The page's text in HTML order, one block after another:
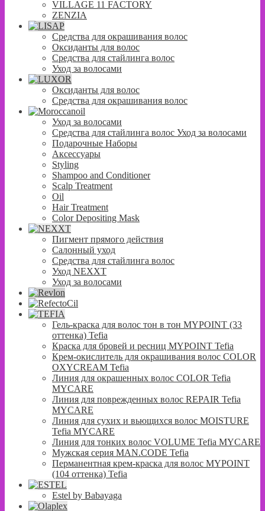
VILLAGE 11 FACTORY
ZENZIA
Средства для окрашивания волос
Оксиданты для волос
Средства для стайлинга волос
Уход за волосами
Оксиданты для волос
Средства для окрашивания волос
Уход за волосами
Средства для стайлинга волос Уход за волосами
Подарочные Наборы
Аксессуары
Styling
Shampoo and Conditioner
Scalp Treatment
Oil
Hair Treatment
Color Depositing Mask
Пигмент прямого действия
Салонный уход
Средства для стайлинга волос
Уход NEXXT
Уход за волосами
Гель-краска для волос тон в тон MYPOINT (33
оттенка) Tefia
Краска для бровей и ресниц MYPOINT Tefia
Крем-окислитель для окрашивания волос COLOR
OXYCREAM Tefia
Линия для окрашенных волос COLOR Tefia
MYCARE
Линия для поврежденных волос REPAIR Tefia
MYCARE
Линия для сухих и вьющихся волос MOISTURE
Tefia MYCARE
Линия для тонких волос VOLUME Tefia MYCARE
Мужская серия MAN.CODE Tefia
Перманентная крем-краска для волос MYPOINT
(104 оттенка) Tefia
Estel by Babayaga